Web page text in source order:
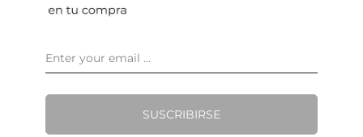
SUSCRIBIRSE